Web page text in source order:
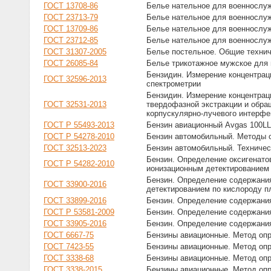
ГОСТ 13708-86
Белье нательное для
ГОСТ 23713-79
Белье нательное для
ГОСТ 13709-86
Белье нательное для
ГОСТ 23712-85
Белье нательное для
ГОСТ 31307-2005
Белье постельное. Общие
ГОСТ 26085-84
Белье трикотажное мужское
ГОСТ 32596-2013
Бензидин. Измерение
спектрометрии
ГОСТ 32531-2013
Бензидин. Измерение
твердофазной экстракции и
корпускулярно-лучевого
ГОСТ Р 55493-2013
Бензин авиационный Avgas
ГОСТ Р 54278-2010
Бензин автомобильный. Методы
ГОСТ 32513-2023
Бензин автомобильный.
ГОСТ Р 54282-2010
Бензин. Определение
ионизационным
ГОСТ 33900-2016
Бензин. Определение
детектированием по кислороду
ГОСТ 33899-2016
Бензин. Определение
ГОСТ Р 53581-2009
Бензин. Определение
ГОСТ 33905-2016
Бензин. Определение
ГОСТ 6667-75
Бензины авиационные. Метод
ГОСТ 7423-55
Бензины авиационные. Метод
ГОСТ 3338-68
Бензины авиационные. Метод